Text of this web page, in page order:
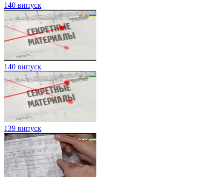
140 випуск
140 випуск
139 випуск